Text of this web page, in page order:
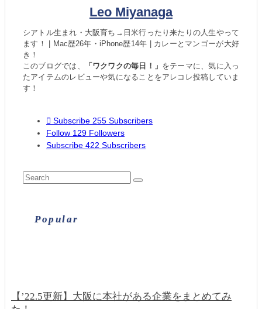
Leo Miyanaga
シアトル生まれ・大阪育ち→日米行ったり来たりの人生やって
ます！ | Mac歴26年・iPhone歴14年 | カレーとマンゴーが大好
き！
このブログでは、
「ワクワクの毎日！」 をテーマに、気に入っ
たアイテムのレビューや気になることをアレコレ投稿していま
す！
Subscribe 255 Subscribers
Follow 129 Followers
Subscribe 422 Subscribers
Popular
【’22.5更新】大阪に本社がある企業をまとめてみ